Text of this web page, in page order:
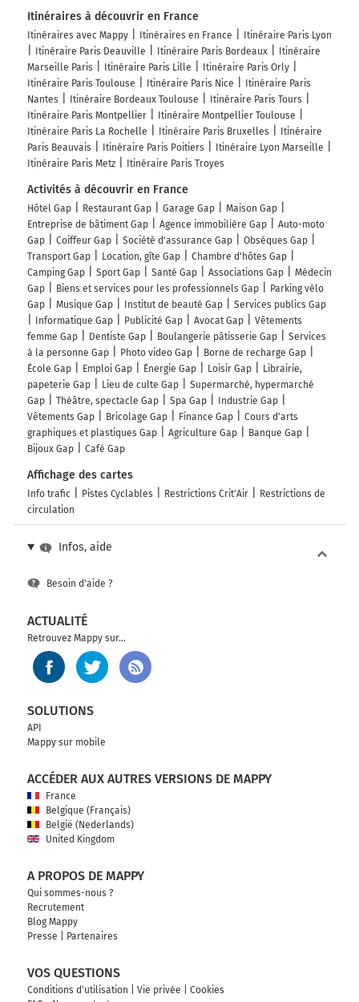
Itinéraires à découvrir en France
Itinéraires avec Mappy Itinéraires en France
Itinéraire Paris Lyon
Itinéraire Paris Deauville
Itinéraire Paris Bordeaux
Itinéraire
Marseille Paris
Itinéraire Paris Lille
Itinéraire Paris Orly
Itinéraire Paris Toulouse
Itinéraire Paris Nice
Itinéraire Paris
Nantes
Itinéraire Bordeaux Toulouse
Itinéraire Paris Tours
Itinéraire Paris Montpellier
Itinéraire Montpellier Toulouse
Itinéraire Paris La Rochelle
Itinéraire Paris Bruxelles
Itinéraire
Paris Beauvais
Itinéraire Paris Poitiers
Itinéraire Lyon Marseille
Itinéraire Paris Metz
Itinéraire Paris Troyes
Activités à découvrir en France
Hôtel Gap Restaurant Gap Garage Gap
Maison Gap
Entreprise de bâtiment Gap
Agence immobilière Gap
Auto-moto
Gap
Coiffeur Gap Société d'assurance Gap
Obsèques Gap
Transport Gap
Location, gîte Gap
Chambre d'hôtes Gap
Camping Gap
Sport Gap Santé Gap Associations Gap
Médecin
Gap
Biens et services pour les professionnels Gap
Parking vélo
Gap
Musique Gap Institut de beauté Gap
Services publics Gap
Informatique Gap
Publicité Gap Avocat Gap
Vêtements
femme Gap
Dentiste Gap Boulangerie pâtisserie Gap
Services
à la personne Gap
Photo video Gap
Borne de recharge Gap
École Gap
Emploi Gap Énergie Gap Loisir Gap
Librairie,
papeterie Gap
Lieu de culte Gap
Supermarché, hypermarché
Gap
Théâtre, spectacle Gap Spa Gap
Industrie Gap
Vêtements Gap
Bricolage Gap Finance Gap
Cours d'arts
graphiques et plastiques Gap
Agriculture Gap
Banque Gap
Bijoux Gap
Café Gap
Affichage des cartes
Info trafic Pistes Cyclables Restrictions Crit'Air
Restrictions de
circulation
Infos, aide
Besoin d'aide ?
ACTUALITÉ
Retrouvez Mappy sur...
SOLUTIONS
API
Mappy sur mobile
ACCÉDER AUX AUTRES VERSIONS DE MAPPY
France
Belgique (Français)
België (Nederlands)
United Kingdom
A PROPOS DE MAPPY
Qui sommes-nous ?
Recrutement
Blog Mappy
Presse
Partenaires
VOS QUESTIONS
Conditions d'utilisation Vie privée
Cookies